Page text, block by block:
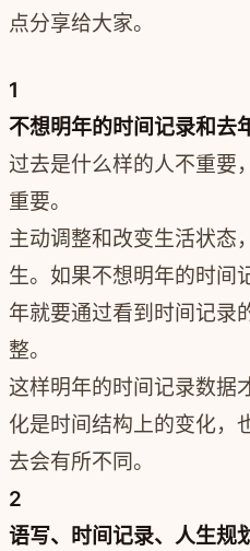
点分享给大家。
1
不想明年的时间记录和去
过去是什么样的人不重要
重要。
主动调整和改变生活状态
生。如果不想明年的时间
年就要通过看到时间记录
整。
这样明年的时间记录数据
化是时间结构上的变化，
去会有所不同。
2
语写、时间记录、人生规